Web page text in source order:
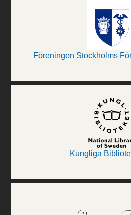
Föreningen Stockholms
Kungliga